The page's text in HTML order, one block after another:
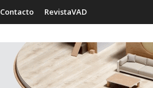
Contacto RevistaVAD